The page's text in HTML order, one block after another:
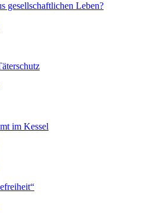
gesellschaftlichen Leben?
im Kessel